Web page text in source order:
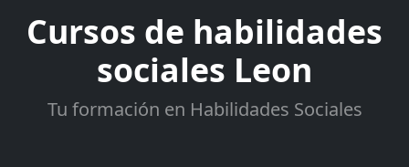
Cursos de habilidades
sociales Leon
Tu formación en Habilidades Sociales